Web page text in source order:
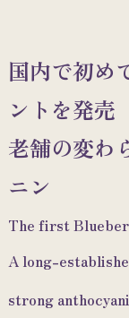
国内で初め
ントを発売
老舗の変わ
ニン
The first
A long-
strong